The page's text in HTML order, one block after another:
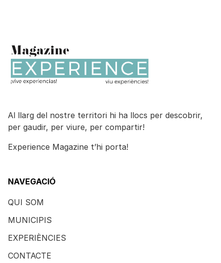
Al llarg del nostre territori hi ha llocs per descobrir,
per gaudir, per viure, per compartir!
Experience Magazine t’hi porta!
NAVEGACIÓ
QUI SOM
MUNICIPIS
EXPERIÈNCIES
CONTACTE